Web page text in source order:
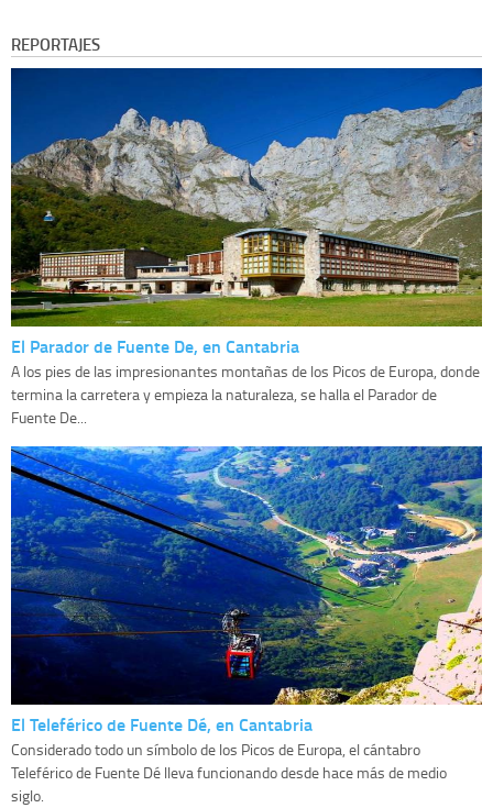
REPORTAJES
El Parador de Fuente De, en Cantabria
A los pies de las impresionantes montañas de los Picos de Europa, donde
termina la carretera y empieza la naturaleza, se halla el Parador de
Fuente De...
El Teleférico de Fuente Dé, en Cantabria
Considerado todo un símbolo de los Picos de Europa, el cántabro
Teleférico de Fuente Dé lleva funcionando desde hace más de medio
siglo.